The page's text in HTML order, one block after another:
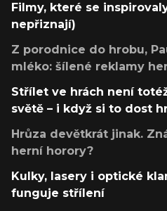
Filmy, které se
nepřiznají)
Z porodnice do hrobu,
mléko: šílené reklamy
Střílet ve hrách není
světě – i když si to dost
Hrůza devětkrát jinak.
herní horory?
Kulky, lasery i optické
funguje střílení